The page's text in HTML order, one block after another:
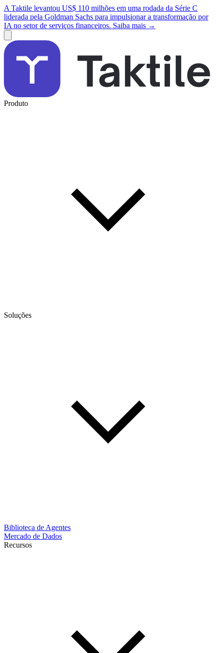
A Taktile levantou US$ 110 milhões em uma rodada da Série C
liderada pela Goldman Sachs para impulsionar a transformação por
IA no setor de serviços financeiros. Saiba mais →
Produto
Soluções
Biblioteca de Agentes
Mercado de Dados
Recursos